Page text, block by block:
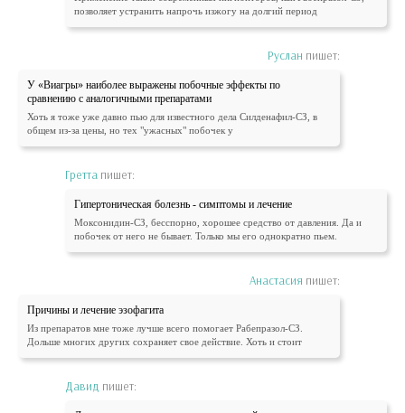
позволяет устранить напрочь изжогу на долгий период
Руслан пишет:
У «Виагры» наиболее выражены побочные эффекты по
сравнению с аналогичными препаратами
Хоть я тоже уже давно пью для известного дела Силденафил-СЗ, в
общем из-за цены, но тех "ужасных" побочек у
Гретта пишет:
Гипертоническая болезнь - симптомы и лечение
Моксонидин-СЗ, бесспорно, хорошее средство от давления. Да и
побочек от него не бывает. Только мы его однократно пьем.
Анастасия пишет:
Причины и лечение эзофагита
Из препаратов мне тоже лучше всего помогает Рабепразол-СЗ.
Дольше многих других сохраняет свое действие. Хоть и стоит
Давид пишет: